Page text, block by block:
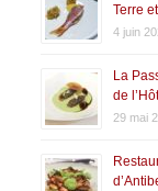
Terre
4 juin
La
de
29 mai